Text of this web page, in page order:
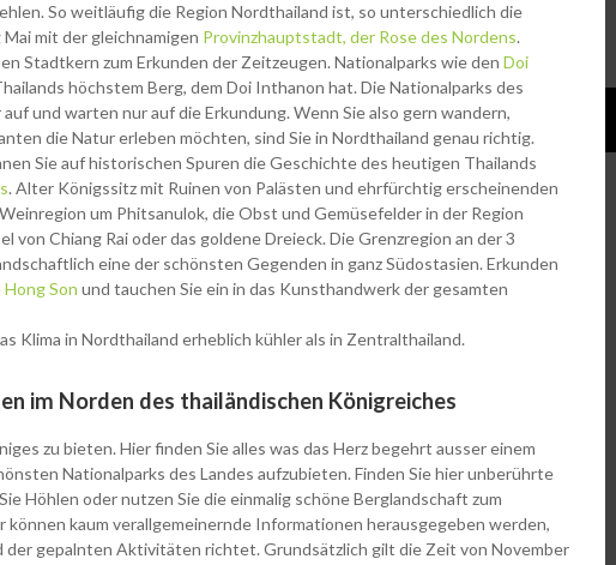
So weitläufig die Region Nordthailand ist, so unterschiedlich die
mit der gleichnamigen Provinzhauptstadt, der Rose des Nordens.
Stadtkern zum Erkunden der Zeitzeugen. Nationalparks wie den Doi
höchstem Berg, dem Doi Inthanon hat. Die Nationalparks des
und warten nur auf die Erkundung. Wenn Sie also gern wandern,
die Natur erleben möchten, sind Sie in Nordthailand genau richtig.
Sie auf historischen Spuren die Geschichte des heutigen Thailands
. Alter Königssitz mit Ruinen von Palästen und ehrfürchtig erscheinenden
um Phitsanulok, die Obst und Gemüsefelder in der Region
Chiang Rai oder das goldene Dreieck. Die Grenzregion an der 3
eine der schönsten Gegenden in ganz Südostasien. Erkunden
Hong Son und tauchen Sie ein in das Kunsthandwerk der gesamten
Klima in Nordthailand erheblich kühler als in Zentralthailand.
im Norden des thailändischen Königreiches
zu bieten. Hier finden Sie alles was das Herz begehrt ausser einem
Nationalparks des Landes aufzubieten. Finden Sie hier unberührte
Höhlen oder nutzen Sie die einmalig schöne Berglandschaft zum
kaum verallgemeinernde Informationen herausgegeben werden,
der gepalnten Aktivitäten richtet. Grundsätzlich gilt die Zeit von November